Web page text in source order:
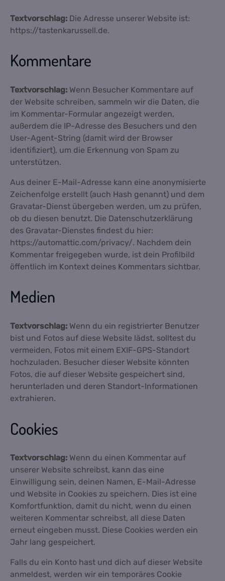
Textvorschlag: Die Adresse unserer Website ist:
https://tastenkarussell.de.
Kommentare
Textvorschlag: Wenn Besucher Kommentare auf
der Website schreiben, sammeln wir die Daten, die
im Kommentar-Formular angezeigt werden,
außerdem die IP-Adresse des Besuchers und den
User-Agent-String (damit wird der Browser
identifiziert), um die Erkennung von Spam zu
unterstützen.
Aus deiner E-Mail-Adresse kann eine anonymisierte
Zeichenfolge erstellt (auch Hash genannt) und dem
Gravatar-Dienst übergeben werden, um zu prüfen,
ob du diesen benutzt. Die Datenschutzerklärung
des Gravatar-Dienstes findest du hier:
https://automattic.com/privacy/. Nachdem dein
Kommentar freigegeben wurde, ist dein Profilbild
öffentlich im Kontext deines Kommentars sichtbar.
Medien
Textvorschlag: Wenn du ein registrierter Benutzer
bist und Fotos auf diese Website lädst, solltest du
vermeiden, Fotos mit einem EXIF-GPS-Standort
hochzuladen. Besucher dieser Website könnten
Fotos, die auf dieser Website gespeichert sind,
herunterladen und deren Standort-Informationen
extrahieren.
Cookies
Textvorschlag: Wenn du einen Kommentar auf
unserer Website schreibst, kann das eine
Einwilligung sein, deinen Namen, E-Mail-Adresse
und Website in Cookies zu speichern. Dies ist eine
Komfortfunktion, damit du nicht, wenn du einen
weiteren Kommentar schreibst, all diese Daten
erneut eingeben musst. Diese Cookies werden ein
Jahr lang gespeichert.
Falls du ein Konto hast und dich auf dieser Website
anmeldest, werden wir ein temporäres Cookie